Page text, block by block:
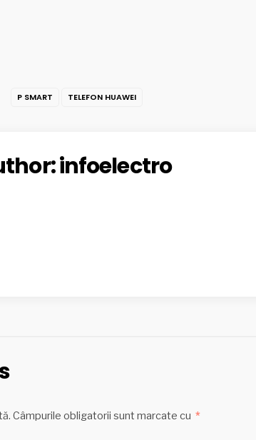
P SMART TELEFON HUAWEI
infoelectro
Câmpurile obligatorii sunt marcate cu *